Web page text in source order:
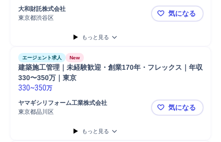
大和財託株式会社
東京都渋谷区
建築施工管
気になる
もっと見る
エージェント求人 New
建築施工管理｜未経験歓迎・創業170年・フレックス｜年収
330〜350万｜東京
330~350万
ヤマギシリフォーム工業株式会社
東京都品川区
建築施工管
気になる
もっと見る